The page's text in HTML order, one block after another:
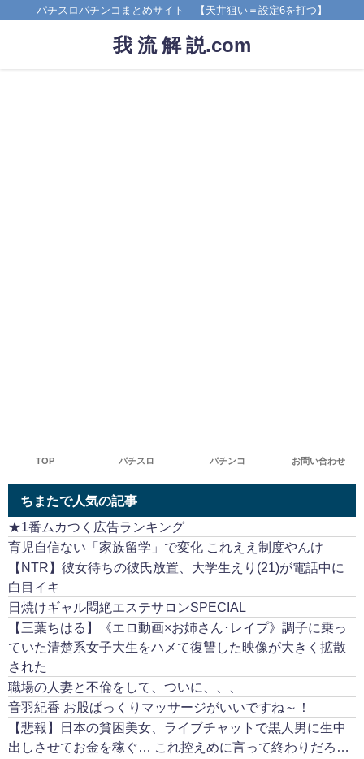
パチスロパチンコまとめサイト 【天井狙い＝設定6を打つ】
我 流 解 説.com
TOP パチスロ パチンコ お問い合わせ
ちまたで人気の記事
★1番ムカつく広告ランキング
育児自信ない「家族留学」で変化 これええ制度やんけ
【NTR】彼女待ちの彼氏放置、大学生えり(21)が電話中に
白目イキ
日焼けギャル悶絶エステサロンSPECIAL
【三葉ちはる】《エロ動画×お姉さん･レイプ》調子に乗っ
ていた清楚系女子大生をハメて復讐した映像が大きく拡散
された
職場の人妻と不倫をして、ついに、、、
音羽紀香 お股ぱっくりマッサージがいいですね～！
【悲報】日本の貧困美女、ライブチャットで黒人男に生中
出しさせてお金を稼ぐ… これ控えめに言って終わりだろ…